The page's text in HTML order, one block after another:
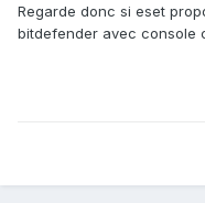
Regarde donc si eset
bitdefender avec console